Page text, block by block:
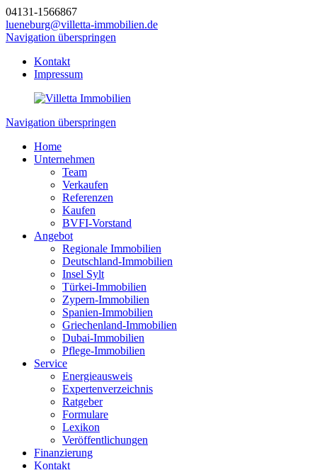
04131-1566867
lueneburg@villetta-immobilien.de
Navigation überspringen
Kontakt
Impressum
Navigation überspringen
Home
Unternehmen
Team
Verkaufen
Referenzen
Kaufen
BVFI-Vorstand
Angebot
Regionale Immobilien
Deutschland-Immobilien
Insel Sylt
Türkei-Immobilien
Zypern-Immobilien
Spanien-Immobilien
Griechenland-Immobilien
Dubai-Immobilien
Pflege-Immobilien
Service
Energieausweis
Expertenverzeichnis
Ratgeber
Formulare
Lexikon
Veröffentlichungen
Finanzierung
Kontakt